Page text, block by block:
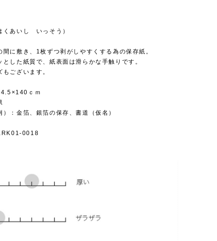
あいし いっそう）
間に敷き、1枚ずつ剥がしやすくする為の保存紙。
とした紙質で、紙表面は滑らかな手触りです。
ございます。
ｃｍ
）：金箔、銀箔の保存、書道（仮名）
0018